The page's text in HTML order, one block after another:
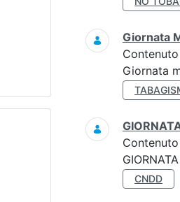
Giornata
Giornata
CNDD